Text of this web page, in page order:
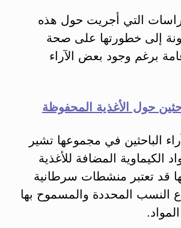
التي أجريت حول هذه
إلى خطورتها على صحة
برغم وجود بعض الآراء
حول الأغذية المحفوظة
الباحثين في مجموعها تشير
الكيماوية المضافة للأغذية
قد تعتبر منشطات سرطانية
النسب المحددة والمسموح بها